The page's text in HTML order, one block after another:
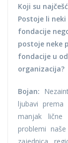
Koji su
Postoje li
fondacije
postoje neke
fondacije u
organizacija?
Bojan:
ljubavi
manjak lične
problemi